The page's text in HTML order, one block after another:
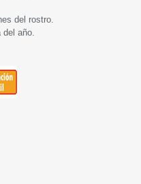
del rostro.
año.